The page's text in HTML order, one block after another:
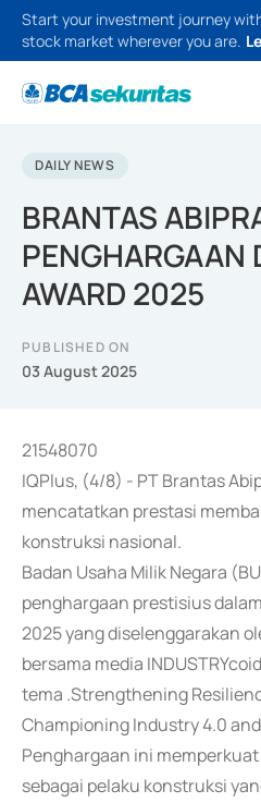
Start your investment journey
stock market wherever you are.
DAILY NEWS
BRANTAS
PENGHARGAAN
AWARD 2025
PUBLISHED ON
03 August 2025
21548070
IQPlus, (4/8) - PT Brantas
mencatatkan prestasi
konstruksi nasional.
Badan Usaha Milik Negara
penghargaan prestisius
2025 yang diselenggarakan
bersama media
tema .Strengthening
Championing Industry 4.0
Penghargaan ini
sebagai pelaku konstruksi